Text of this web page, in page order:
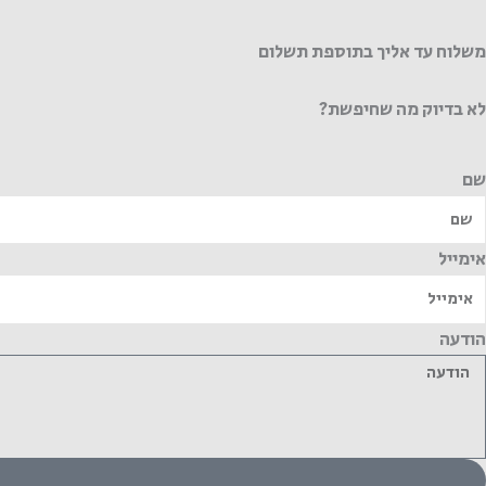
משלוח עד אליך בתוספת תשלום
לא בדיוק מה שחיפשת?
שם
אימייל
הודעה